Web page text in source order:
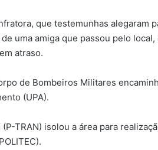
que testemunhas alegaram
uma amiga que passou pelo
atraso.
de Bombeiros Militares
(UPA).
TRAN) isolou a área para